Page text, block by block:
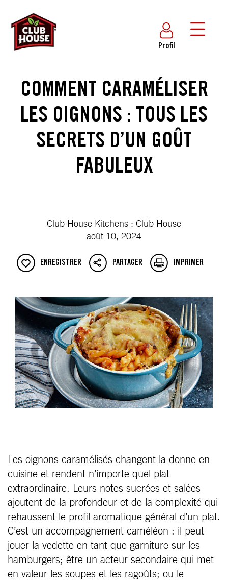
Profil
COMMENT CARAMÉLISER
LES OIGNONS : TOUS LES
SECRETS D’UN GOÛT
FABULEUX
Club House Kitchens : Club House
août 10, 2024
ENREGISTRER PARTAGER IMPRIMER
Les oignons caramélisés changent la donne en
cuisine et rendent n’importe quel plat
extraordinaire. Leurs notes sucrées et salées
ajoutent de la profondeur et de la complexité qui
rehaussent le profil aromatique général d’un plat.
C’est un accompagnement caméléon : il peut
jouer la vedette en tant que garniture sur les
hamburgers; être un acteur secondaire qui met
en valeur les soupes et les ragoûts; ou le